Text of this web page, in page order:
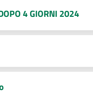
4 GIORNI 2024